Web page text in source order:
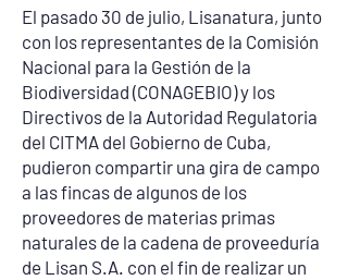
El pasado 30 de julio, Lisanatura, junto
con los representantes de la Comisión
Nacional para la Gestión de la
Biodiversidad (CONAGEBIO) y los
Directivos de la Autoridad Regulatoria
del CITMA del Gobierno de Cuba,
pudieron compartir una gira de campo
a las fincas de algunos de los
proveedores de materias primas
naturales de la cadena de proveeduría
de Lisan S.A. con el fin de realizar un